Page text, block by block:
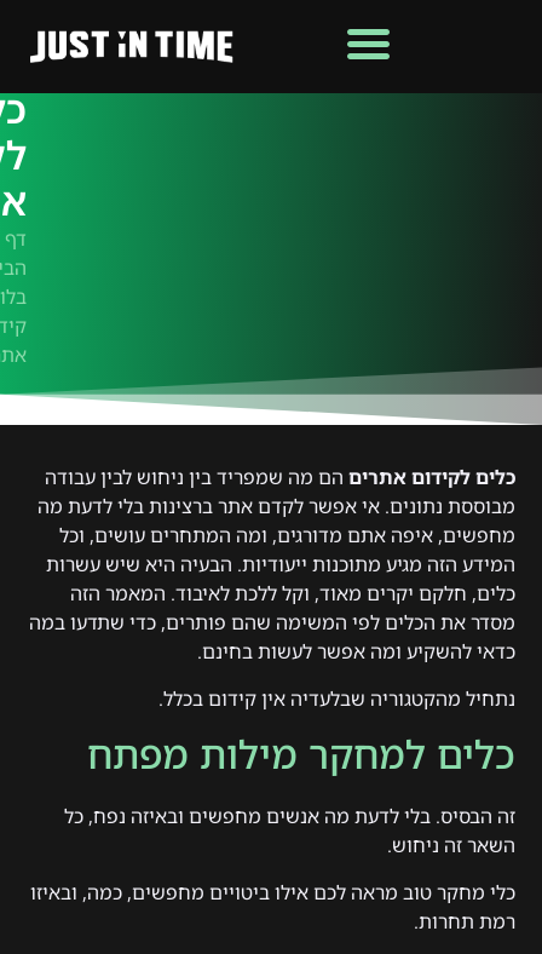
דף
כלים לקידום אתרים הם מה שמפריד בין ניחוש לבין עבודה
מבוססת נתונים. אי אפשר לקדם אתר ברצינות בלי לדעת מה
מחפשים, איפה אתם מדורגים, ומה המתחרים עושים, וכל
המידע הזה מגיע מתוכנות ייעודיות. הבעיה היא שיש עשרות
כלים, חלקם יקרים מאוד, וקל ללכת לאיבוד. המאמר הזה
מסדר את הכלים לפי המשימה שהם פותרים, כדי שתדעו במה
כדאי להשקיע ומה אפשר לעשות בחינם.
נתחיל מהקטגוריה שבלעדיה אין קידום בכלל.
כלים למחקר מילות מפתח
זה הבסיס. בלי לדעת מה אנשים מחפשים ובאיזה נפח, כל
השאר זה ניחוש.
כלי מחקר טוב מראה לכם אילו ביטויים מחפשים, כמה, ובאיזו
רמת תחרות.